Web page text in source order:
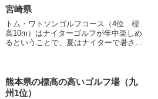
に、夏の暑さを逃れて心も...
宮崎県
トム・ワトソンゴルフコース（4位 標
高10m）はナイターゴルフが年中楽しめ
るということで、夏はナイターで暑さを
ェニックスカントリーク...
熊本県の標高の高いゴルフ場（九
州1位）